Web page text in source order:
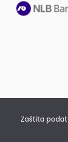
Zaštita